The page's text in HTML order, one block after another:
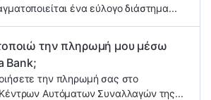
ένα εύλογο διάστημα...
την πληρωμή μου μέσω
Bank;
την πληρωμή σας στο
Αυτόματων Συναλλαγών της...